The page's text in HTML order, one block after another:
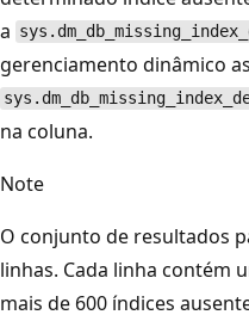
a
gerenciamento dinâmico
na coluna.
Note
O conjunto de resultados
linhas. Cada linha contém
mais de 600 índices